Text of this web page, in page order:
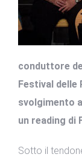
conduttore
Festival delle
svolgimento
un reading di
Sotto il